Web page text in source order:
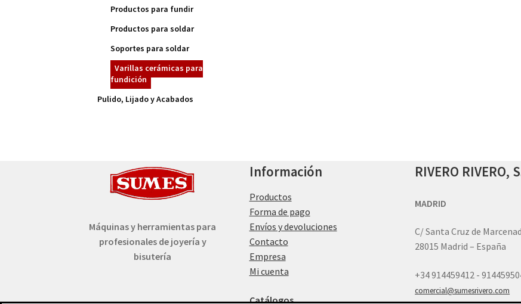
Productos para fundir
Productos para soldar
Soportes para soldar
Varillas cerámicas para
fundición
Pulido, Lijado y Acabados
Máquinas y herramientas para
profesionales de joyería y
bisutería
Información
Productos
Forma de pago
Envíos y devoluciones
Contacto
Empresa
Mi cuenta
Catálogos
RIVERO RIVERO,
MADRID
C/ Santa Cruz de
28015 Madrid – España
+34 914459412 -
comercial@sumesrivero.com